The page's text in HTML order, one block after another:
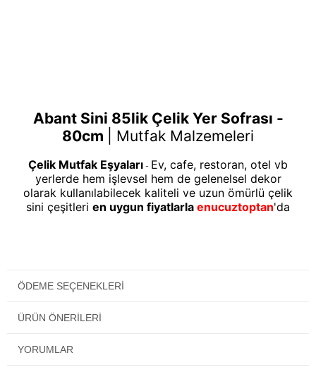
Abant Sini 85lik Çelik Yer Sofrası -
80cm
Mutfak Malzemeleri
Çelik Mutfak Eşyaları - Ev, cafe, restoran, otel vb
yerlerde hem işlevsel hem de gelenelsel dekor
olarak kullanılabilecek kaliteli ve uzun ömürlü çelik
sini çeşitleri en uygun fiyatlarla enucuztoptan'da
ÖDEME SEÇENEKLERI
ÜRÜN ÖNERILERI
YORUMLAR